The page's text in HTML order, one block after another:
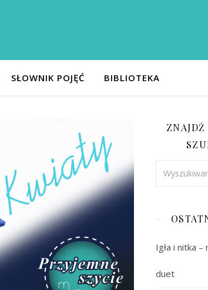
SŁOWNIK POJĘĆ BIBLIOTEKA
Igła i nitka –
duet